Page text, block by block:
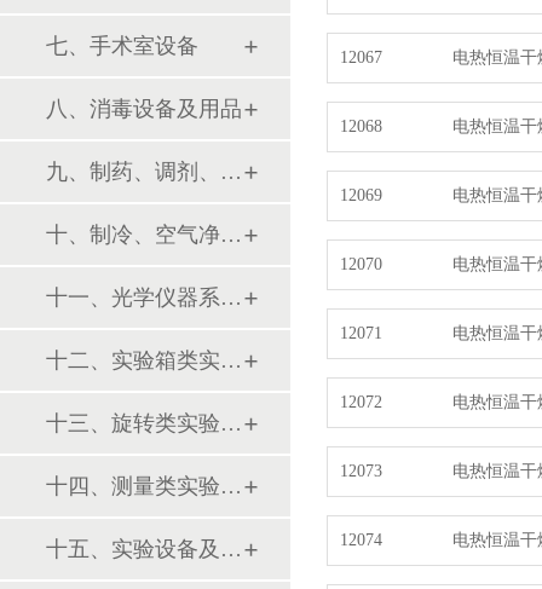
七、手术室设备
八、消毒设备及用品
九、制药、调剂、制剂系列设备
十、制冷、空气净化设备
十一、光学仪器系列设备
十二、实验箱类实验设备
十三、旋转类实验设备
十四、测量类实验设备
十五、实验设备及环保仪器
12067 电热恒温干
12068 电热恒温干
12069 电热恒温干
12070 电热恒温干
12071 电热恒温干
12072 电热恒温干
12073 电热恒温干
12074 电热恒温干